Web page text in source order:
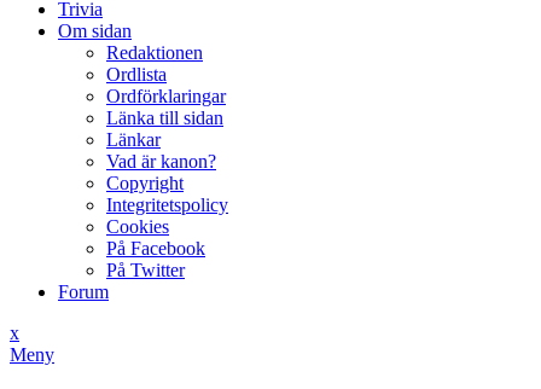
Trivia
Om sidan
Redaktionen
Ordlista
Ordförklaringar
Länka till sidan
Länkar
Vad är kanon?
Copyright
Integritetspolicy
Cookies
På Facebook
På Twitter
Forum
x
Meny